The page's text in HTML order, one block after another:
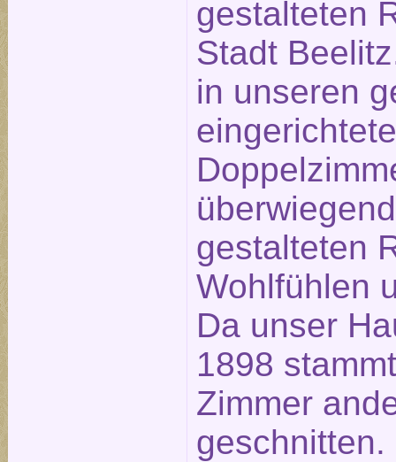
gestalteten
Stadt
in unseren
gestalteten
Wohlfühlen
Da unser
1898
Zimmer
geschnitten.